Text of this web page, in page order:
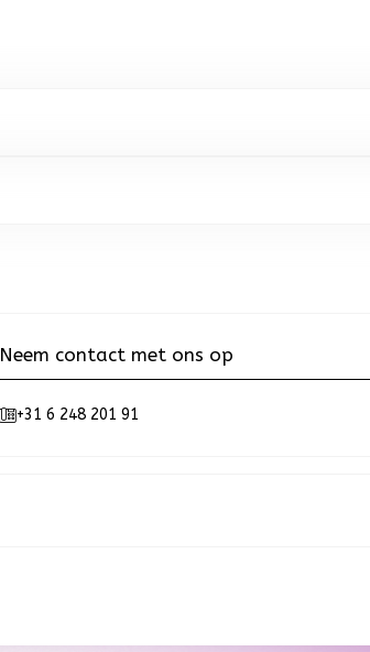
Neem contact met ons op
+31 6 248 201 91